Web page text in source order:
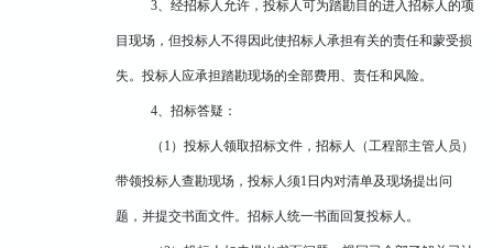
3、经招标人允许，投标人可为踏勘目的进入招标人的项
目现场，但投标人不得因此使招标人承担有关的责任和蒙受损
失。投标人应承担踏勘现场的全部费用、责任和风险。
4、招标答疑：
（ 1）投标人领取招标文件，招标人（工程部主管人员）
带领投标人查勘现场，投标人须1日内对清单及现场提出问
题，并提交书面文件。招标人统一书面回复投标人。